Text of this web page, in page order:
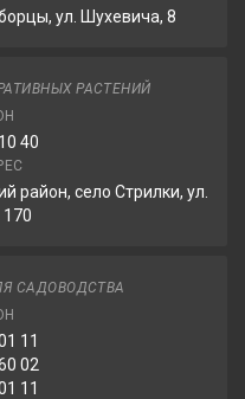
ул. Шухевича, 8
РАСТЕНИЙ
40
район, село Стрилки, ул.
170
САДОВОДСТВА
11
02
11